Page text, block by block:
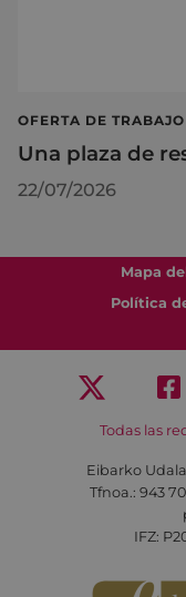
OFERTA DE TRABAJO
Una plaza de
22/07/2026
Mapa
Política
Todas las
Eibarko
Tfnoa.: 943
IFZ: